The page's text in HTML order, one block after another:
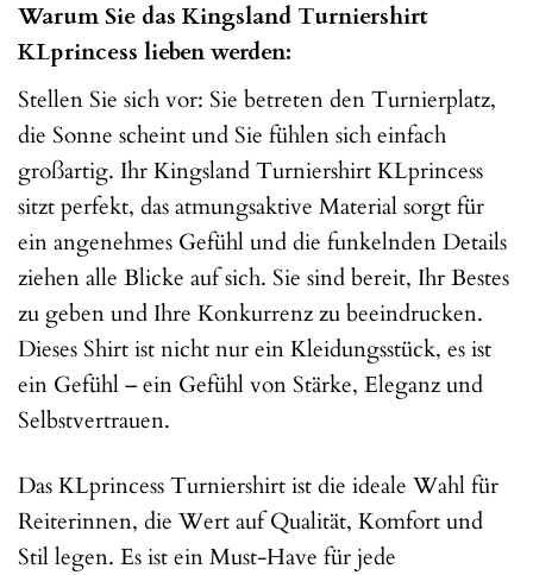
Warum Sie das Kingsland Turniershirt
KLprincess lieben werden:
Stellen Sie sich vor: Sie betreten den Turnierplatz,
die Sonne scheint und Sie fühlen sich einfach
großartig. Ihr Kingsland Turniershirt KLprincess
sitzt perfekt, das atmungsaktive Material sorgt für
ein angenehmes Gefühl und die funkelnden Details
ziehen alle Blicke auf sich. Sie sind bereit, Ihr Bestes
zu geben und Ihre Konkurrenz zu beeindrucken.
Dieses Shirt ist nicht nur ein Kleidungsstück, es ist
ein Gefühl – ein Gefühl von Stärke, Eleganz und
Selbstvertrauen.
Das KLprincess Turniershirt ist die ideale Wahl für
Reiterinnen, die Wert auf Qualität, Komfort und
Stil legen. Es ist ein Must-Have für jede